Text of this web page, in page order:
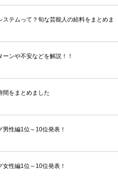
ステムって？旬な芸能人の給料をまとめま
ンや不安などを解説！！
間をまとめました
性編1位～10位発表！
性編1位～10位発表！